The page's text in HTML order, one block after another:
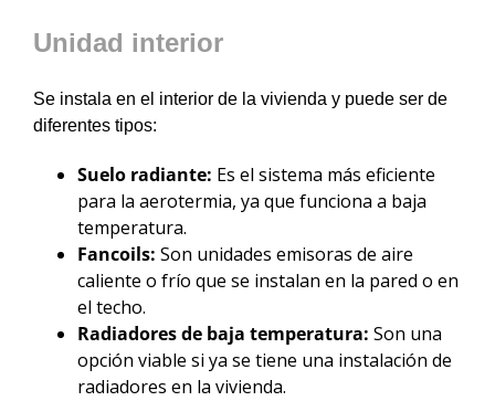
Unidad interior
Se instala en el interior de la vivienda y puede ser de
diferentes tipos:
Suelo radiante: Es el sistema más eficiente
para la aerotermia, ya que funciona a baja
temperatura.
Fancoils: Son unidades emisoras de aire
caliente o frío que se instalan en la pared o en
el techo.
Radiadores de baja temperatura: Son una
opción viable si ya se tiene una instalación de
radiadores en la vivienda.